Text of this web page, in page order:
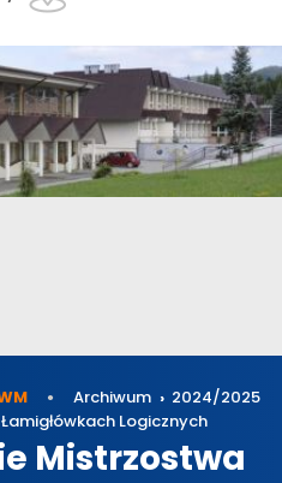
Archiwum
2024/2025
Logicznych
Mistrzostwa